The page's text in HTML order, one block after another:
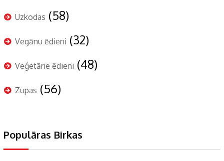
Uzkodas (58)
Vegānu ēdieni (32)
Veģetārie ēdieni (48)
Zupas (56)
Populāras Birkas